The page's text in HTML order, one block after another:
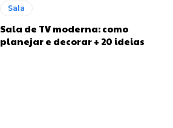
Sala
Sala de TV moderna: como
planejar e decorar + 20 ideias